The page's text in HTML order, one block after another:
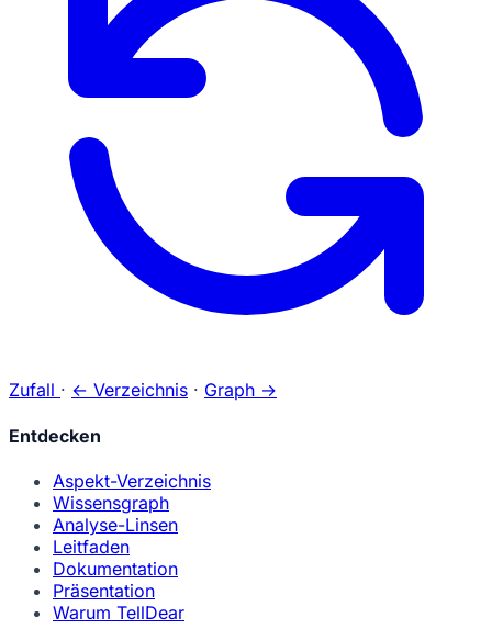
Zufall · ← Verzeichnis · Graph →
Entdecken
Aspekt-Verzeichnis
Wissensgraph
Analyse-Linsen
Leitfaden
Dokumentation
Präsentation
Warum TellDear